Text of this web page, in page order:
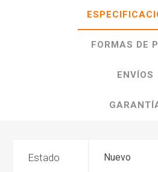
FORMAS DE
ENVÍOS
Estado Nuevo